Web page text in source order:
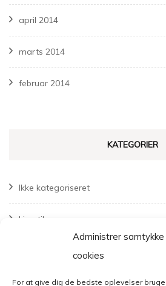
Administrer samtykke
cookies
For at give dig de bedste oplevelser
april 2014
marts 2014
februar 2014
KATEGORIER
Ikke kategoriseret
Livsstil